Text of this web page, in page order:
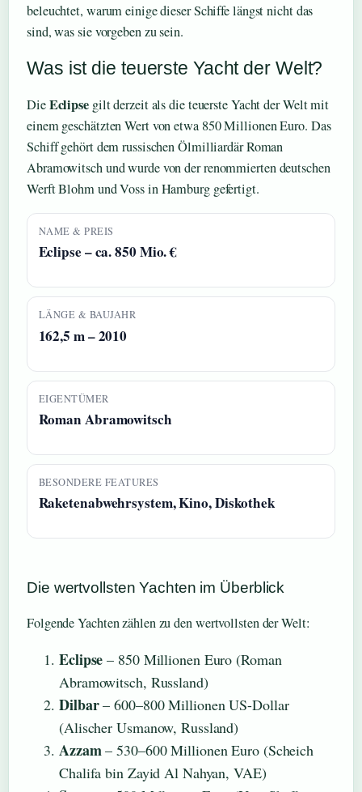
beleuchtet, warum einige dieser Schiffe längst nicht das
sind, was sie vorgeben zu sein.
Was ist die teuerste Yacht der Welt?
DieEclipsegilt derzeit als die teuerste Yacht der Welt mit
einem geschätzten Wert von etwa 850 Millionen Euro. Das
Schiff gehört dem russischen Ölmilliardär Roman
Abramowitsch und wurde von der renommierten deutschen
Werft Blohm und Voss in Hamburg gefertigt.
NAME & PREIS
Eclipse – ca. 850 Mio. €
LÄNGE & BAUJAHR
162,5 m – 2010
EIGENTÜMER
Roman Abramowitsch
BESONDERE FEATURES
Raketenabwehrsystem, Kino, Diskothek
Die wertvollsten Yachten im Überblick
Folgende Yachten zählen zu den wertvollsten der Welt:
Eclipse – 850 Millionen Euro (Roman
Abramowitsch, Russland)
Dilbar– 600–800 Millionen US-Dollar
(Alischer Usmanow, Russland)
Azzam– 530–600 Millionen Euro (Scheich
Chalifa bin Zayid Al Nahyan, VAE)